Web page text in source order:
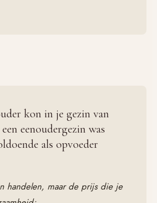
kon in je gezin van
eenoudergezin was
als opvoeder
handelen, maar de prijs die je